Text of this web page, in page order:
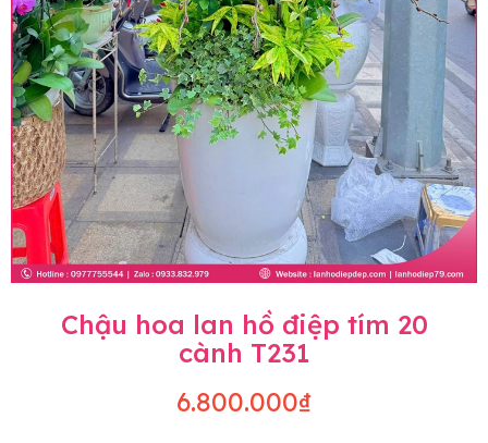
Chậu hoa lan hồ điệp tím 20
cành T231
6.800.000₫